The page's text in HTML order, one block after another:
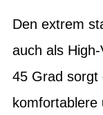
Den extrem
auch als
45 Grad sorgt
komfortablere